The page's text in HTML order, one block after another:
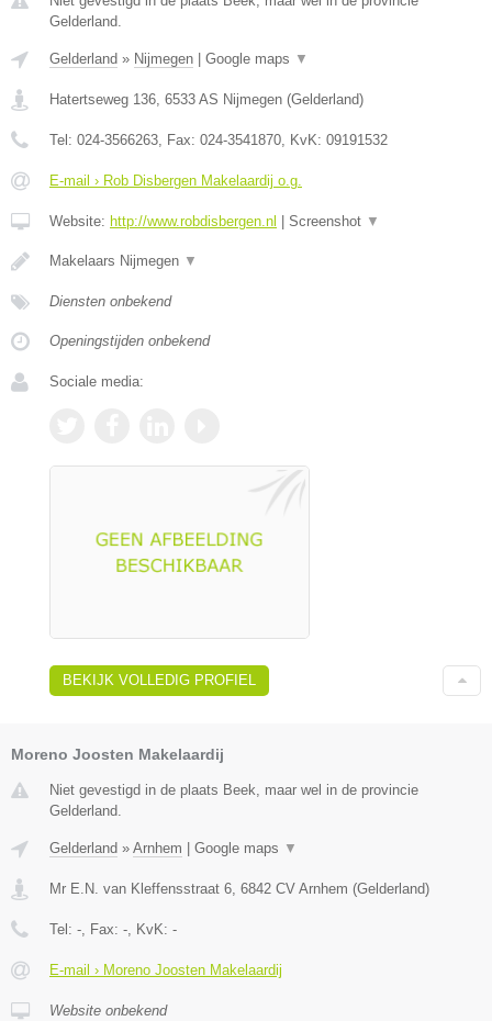
Gelderland.
Gelderland » Nijmegen | Google maps ▼
Hatertseweg 136 6533 AS Nijmegen (Gelderland)
Tel: 024-3566263 , Fax: 024-3541870 , KvK: 09191532
E-mail › Rob Disbergen Makelaardij o.g.
Website: http://www.robdisbergen.nl | Screenshot ▼
Makelaars Nijmegen ▼
Diensten onbekend
Openingstijden onbekend
Sociale media:
BEKIJK VOLLEDIG PROFIEL
Moreno Joosten Makelaardij
Niet gevestigd in de plaats Beek, maar wel in de provincie
Gelderland.
Gelderland » Arnhem Google maps ▼
Mr E.N. van Kleffensstraat 6, 6842 CV Arnhem (Gelderland)
Tel: -, Fax: -, KvK: -
E-mail › Moreno Joosten Makelaardij
Website onbekend